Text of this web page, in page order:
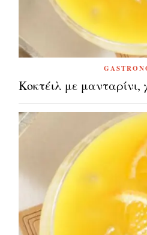
Κοκτέιλ με μανταρίνι,